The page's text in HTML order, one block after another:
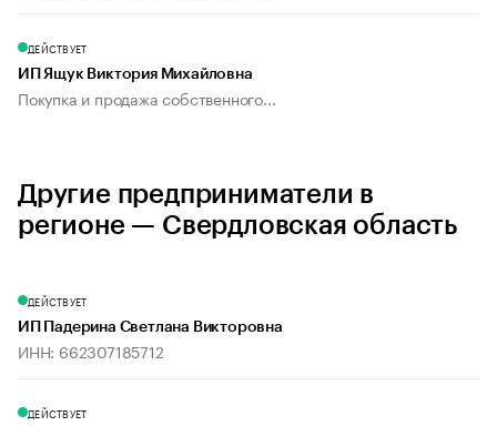
ДЕЙСТВУЕТ
ИП Ящук Виктория Михайловна
Покупка и продажа собственного...
Другие предприниматели в
регионе — Свердловская область
ДЕЙСТВУЕТ
ИП Падерина Светлана Викторовна
ИНН: 662307185712
ДЕЙСТВУЕТ